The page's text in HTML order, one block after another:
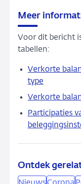
Meer
Voor dit bericht
tabellen:
Verkorte
type
Verkorte
Participaties
Ontdek